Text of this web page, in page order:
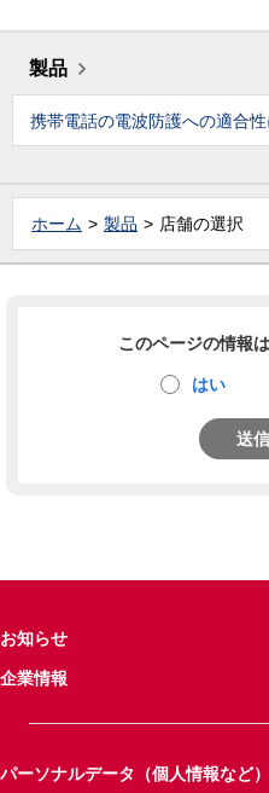
製品
携帯電話の電波防護への適合
ホーム 製品 店舗の選択
このページの情報
はい
送
お知らせ
企業情報
パーソナルデータ（個人情報など